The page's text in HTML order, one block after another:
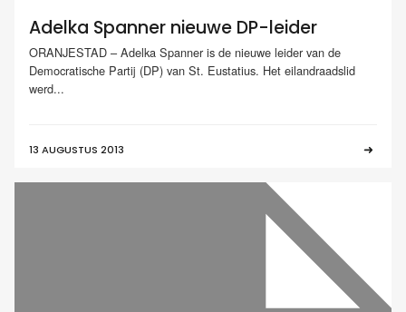
Adelka Spanner nieuwe DP-leider
ORANJESTAD – Adelka Spanner is de nieuwe leider van de
Democratische Partij (DP) van St. Eustatius. Het eilandraadslid
werd...
13 AUGUSTUS 2013